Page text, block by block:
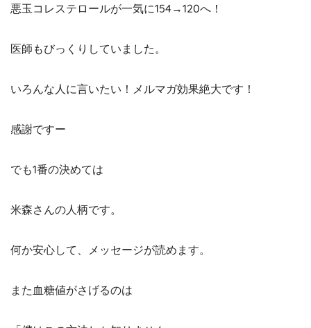
悪玉コレステロールが一気に154→120へ！
医師もびっくりしていました。
いろんな人に言いたい！メルマガ効果絶大です！
感謝ですー
でも1番の決めては
米森さんの人柄です。
何か安心して、メッセージが読めます。
また血糖値がさげるのは